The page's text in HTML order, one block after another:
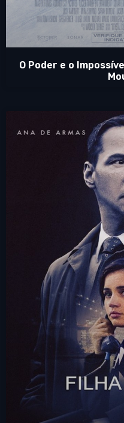
O Poder e o